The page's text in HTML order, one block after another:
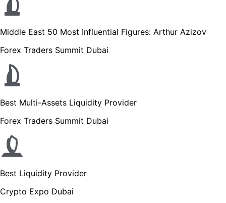
Middle East 50 Most Influential Figures: Arthur Azizov
Forex Traders Summit Dubai
Best Multi-Assets Liquidity Provider
Forex Traders Summit Dubai
Best Liquidity Provider
Crypto Expo Dubai